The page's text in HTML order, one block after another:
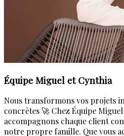
Équipe Miguel et Cynthia
Nous transformons vos projets
concrètes 🚀 Chez Équipe
accompagnons chaque client
notre propre famille. Que vous